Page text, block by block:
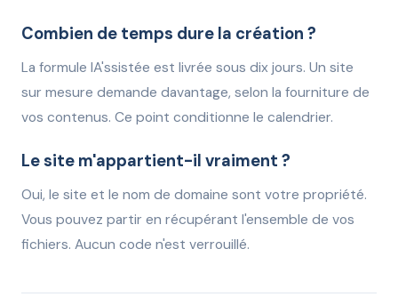
Combien de temps dure la création ?
La formule IA'ssistée est livrée sous dix jours. Un site
sur mesure demande davantage, selon la fourniture de
vos contenus. Ce point conditionne le calendrier.
Le site m'appartient-il vraiment ?
Oui, le site et le nom de domaine sont votre propriété.
Vous pouvez partir en récupérant l'ensemble de vos
fichiers. Aucun code n'est verrouillé.